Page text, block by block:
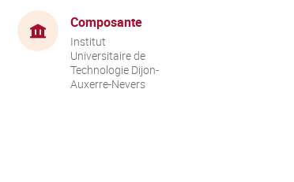
Composante
Institut
Universitaire de
Technologie Dijon-
Auxerre-Nevers